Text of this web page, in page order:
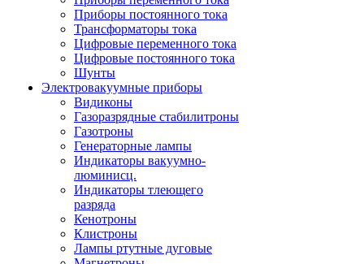
Приборы постоянного тока
Трансформаторы тока
Цифровые переменного тока
Цифровые постоянного тока
Шунты
Электровакуумные приборы
Видиконы
Газоразрядные стабилитроны
Газотроны
Генераторные лампы
Индикаторы вакуумно-
люминисц.
Индикаторы тлеющего
разряда
Кенотроны
Клистроны
Лампы ртутные дуговые